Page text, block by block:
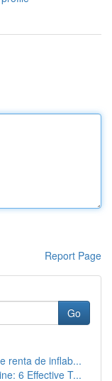
Report Page
Go
renta de inflab...
6 Effective T...